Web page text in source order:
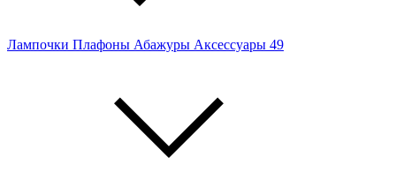
Лампочки Плафоны Абажуры Аксессуары 49